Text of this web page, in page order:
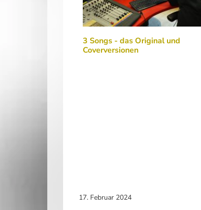
3 Songs - das Original und
Coverversionen
17. Februar 2024